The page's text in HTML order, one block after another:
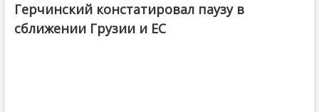
Герчинский констатировал паузу в
сближении Грузии и ЕС